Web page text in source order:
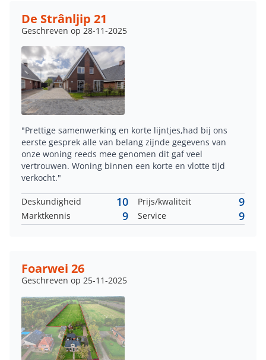
De Strânljip 21
Geschreven op 28-11-2025
"Prettige samenwerking en korte lijntjes,had bij ons
eerste gesprek alle van belang zijnde gegevens van
onze woning reeds mee genomen dit gaf veel
vertrouwen. Woning binnen een korte en vlotte tijd
verkocht."
Deskundigheid 10 Prijs/kwaliteit 9
Marktkennis 9 Service 9
Foarwei 26
Geschreven op 25-11-2025